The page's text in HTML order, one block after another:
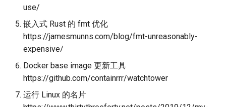
use/
嵌入式 Rust 的 fmt 优化
https://jamesmunns.com/blog/fmt-unreasonably-
expensive/
Docker base image 更新工具
https://github.com/containrrr/watchtower
运行 Linux 的名片